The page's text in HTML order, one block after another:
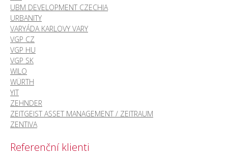
UBM DEVELOPMENT CZECHIA
URBANITY
VARYÁDA KARLOVY VARY
VGP CZ
VGP HU
VGP SK
WILO
WÜRTH
YIT
ZEHNDER
ZEITGEIST ASSET MANAGEMENT / ZEITRAUM
ZENTIVA
Referenční klienti